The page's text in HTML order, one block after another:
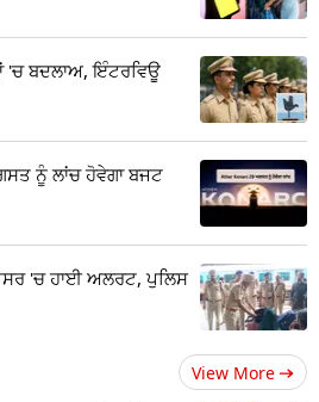
'ਚ ਬਦਲਾਅ, ਇੰਟਰਵਿਊ
ਨੂੰ ਲਾਂਚ ਹੋਵੇਗਾ ਬਜਟ
'ਚ ਹਾਈ ਅਲਰਟ, ਪੁਲਿਸ
View More